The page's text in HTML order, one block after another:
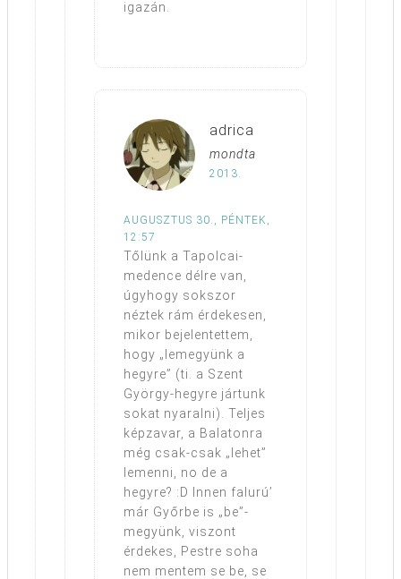
igazán.
adrica
mondta
2013.
AUGUSZTUS 30., PÉNTEK,
12:57
Tőlünk a Tapolcai-
medence délre van,
úgyhogy sokszor
néztek rám érdekesen,
mikor bejelentettem,
hogy „lemegyünk a
hegyre” (ti. a Szent
György-hegyre jártunk
sokat nyaralni). Teljes
képzavar, a Balatonra
még csak-csak „lehet”
lemenni, no de a
hegyre? :D Innen falurú’
már Győrbe is „be”-
megyünk, viszont
érdekes, Pestre soha
nem mentem se be, se